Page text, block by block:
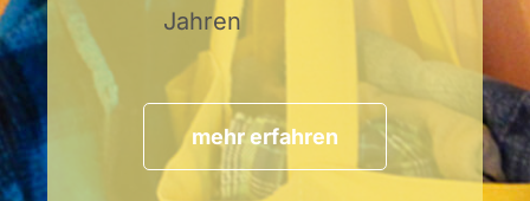
Jahren
mehr erfahren